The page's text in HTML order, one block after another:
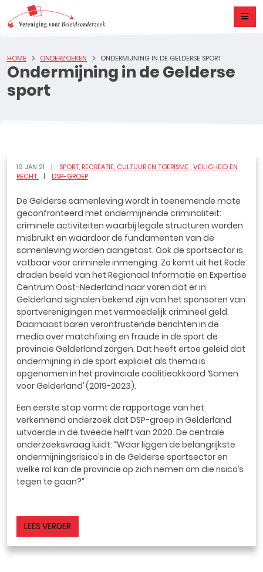
Ondermijning in de Gelderse
sport
HOME ONDERZOEKEN ONDERMIJNING IN DE GELDERSE SPORT
19 JAN 21 SPORT, RECREATIE, CULTUUR EN TOERISME VEILIGHEID EN
RECHT
DSP-GROEP
De Gelderse samenleving wordt in toenemende mate
geconfronteerd met ondermijnende criminaliteit:
criminele activiteiten waarbij legale structuren worden
misbruikt en waardoor de fundamenten van de
samenleving worden aangetast. Ook de sportsector is
vatbaar voor criminele inmenging. Zo komt uit het Rode
draden beeld van het Regionaal Informatie en Expertise
Centrum Oost-Nederland naar voren dat er in
Gelderland signalen bekend zijn van het sponsoren van
sportverenigingen met vermoedelijk crimineel geld.
Daarnaast baren verontrustende berichten in de
media over matchfixing en fraude in de sport de
provincie Gelderland zorgen. Dat heeft ertoe geleid dat
ondermijning in de sport expliciet als thema is
opgenomen in het provinciale coalitieakkoord ‘Samen
voor Gelderland’ (2019-2023).
Een eerste stap vormt de rapportage van het
verkennend onderzoek dat DSP-groep in Gelderland
uitvoerde in de tweede helft van 2020. De centrale
onderzoeksvraag luidt: “Waar liggen de belangrijkste
ondermijningsrisico’s in de Gelderse sportsector en
welke rol kan de provincie op zich nemen om die risico’s
tegen te gaan?”
LEES VERDER